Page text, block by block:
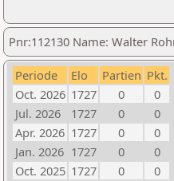
Pnr:112130 Name: Walter
Periode Elo Partien Pkt.
Oct. 2026 1727 0
0
Jul. 2026
1727 0
0
Apr. 2026 1727 0
0
Jan. 2026 1727 0
0
Oct. 2025 1727 0
0